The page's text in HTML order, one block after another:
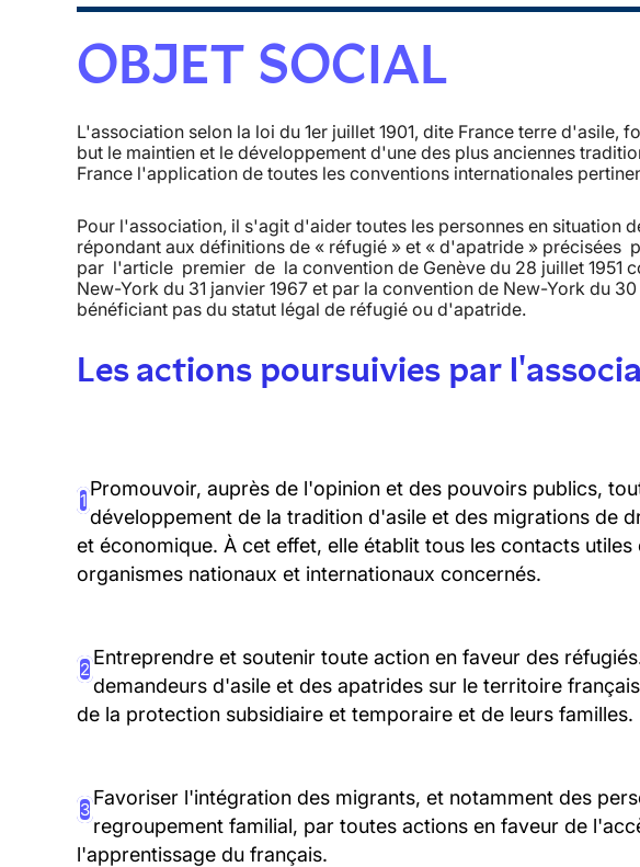
OBJET SOCIAL
L'association selon la loi du 1er juillet 1901, dite France terre d'asile,
but le maintien et le développement d'une des plus anciennes
France l'application de toutes les conventions internationales
Pour l'association, il s'agit d'aider toutes les personnes en situation
répondant aux définitions de « réfugié » et « d'apatride »
par l'article premier de la convention de Genève du 28 juillet 1951
New-York du 31 janvier 1967 et par la convention de New-York du
bénéficiant pas du statut légal de réfugié ou d'apatride.
Les actions poursuivies par
1
Promouvoir, auprès de l'opinion et des pouvoirs publics,
développement de la tradition d'asile et des migrations de
et économique. À cet effet, elle établit tous les contacts
organismes nationaux et internationaux concernés.
2
Entreprendre et soutenir toute action en faveur des
demandeurs d'asile et des apatrides sur le territoire
de la protection subsidiaire et temporaire et de leurs familles.
3
Favoriser l'intégration des migrants, et notamment des
regroupement familial, par toutes actions en faveur de
l'apprentissage du français.